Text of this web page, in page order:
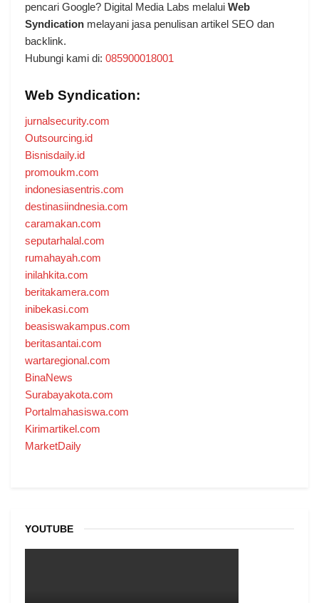
pencari Google? Digital Media Labs melalui Web
Syndication melayani jasa penulisan artikel SEO dan
backlink.
Hubungi kami di: 085900018001
Web Syndication:
jurnalsecurity.com
Outsourcing.id
Bisnisdaily.id
promoukm.com
indonesiasentris.com
destinasiindnesia.com
caramakan.com
seputarhalal.com
rumahayah.com
inilahkita.com
beritakamera.com
inibekasi.com
beasiswakampus.com
beritasantai.com
wartaregional.com
BinaNews
Surabayakota.com
Portalmahasiswa.com
Kirimartikel.com
MarketDaily
YOUTUBE